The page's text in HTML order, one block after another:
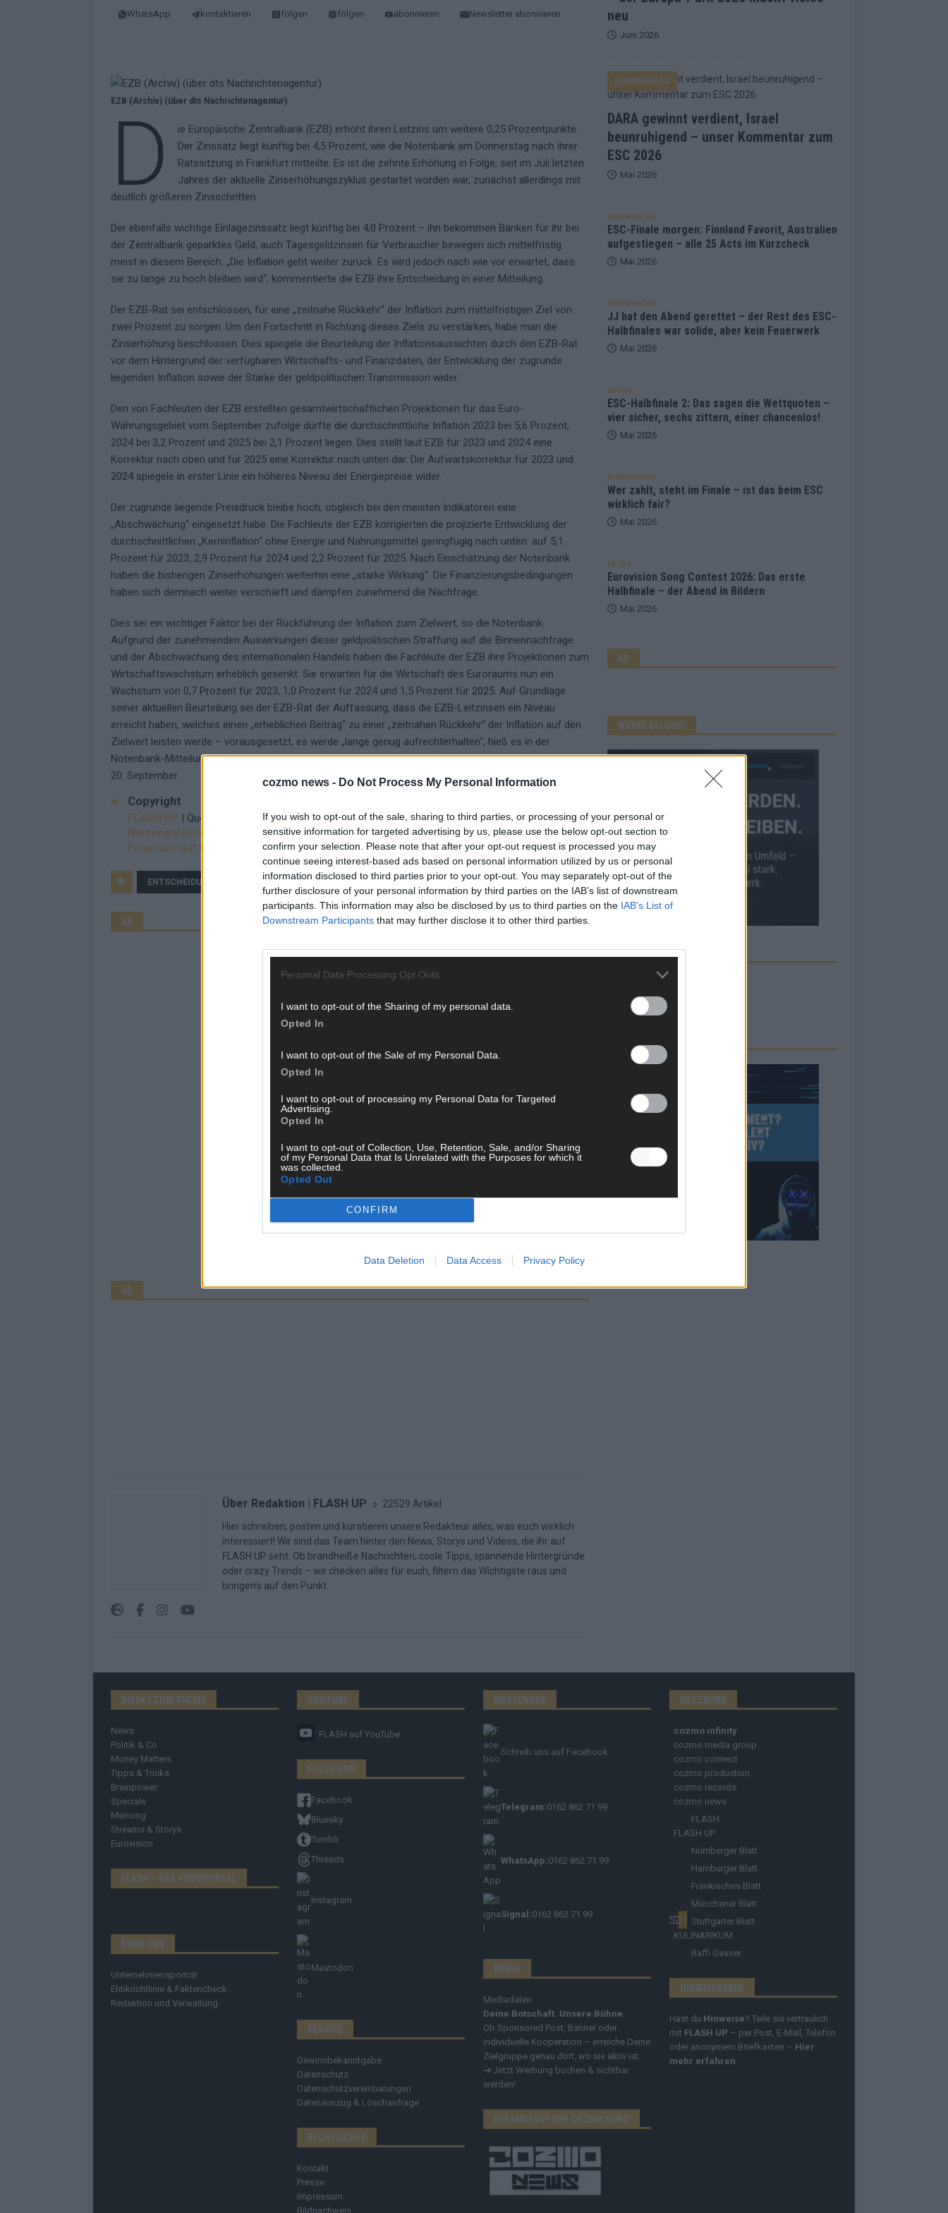
cozmo news - Do Not Process My Personal Information
If you wish to opt-out of the sale, sharing to third parties, or processing of your personal or
sensitive information for targeted advertising by us, please use the below opt-out section to
confirm your selection. Please note that after your opt-out request is processed you may
continue seeing interest-based ads based on personal information utilized by us or personal
information disclosed to third parties prior to your opt-out. You may separately opt-out of the
further disclosure of your personal information by third parties on the IAB’s list of downstream
participants. This information may also be disclosed by us to third parties on the IAB’s List of
Downstream Participants that may further disclose it to other third parties.
Personal Data Processing Opt Outs
I want to opt-out of the Sharing of my personal data.
Opted In
I want to opt-out of the Sale of my Personal Data.
Opted In
I want to opt-out of processing my Personal Data for Targeted
Advertising.
Opted In
I want to opt-out of Collection, Use, Retention, Sale, and/or Sharing
of my Personal Data that Is Unrelated with the Purposes for which it
was collected.
Opted Out
CONFIRM
Data Deletion Data Access Privacy Policy
KOMMENTAR
[ Mai 2026 ] Das ESC-Finale ist komplett – 26 Länder wollen den Sieg in Wien
JJ hat den Abend gerettet – der Rest des ESC-Halbfinales war solide, aber kein Feuerwerk
KOMMENTAR
EXTRA
[ Juni 2026 ] Monaco, Sallys Café, Westernbrauerei – der Europa-Park 2026 macht vieles neu
[ Mai 2026 ] DARA gewinnt verdient, Israel beunruhigend – unser Kommentar zum ESC 2026
KOMMENTAR
WhatsApp kontaktieren folgen folgen abonnieren Newsletter abonnieren
EZB (Archiv) (über dts Nachrichtenagentur)
D
ie Europäische Zentralbank (EZB) erhöht ihren Leitzins um weitere 0,25 Prozentpunkte.
Der Zinssatz liegt künftig bei 4,5 Prozent, wie die Notenbank am Donnerstag nach ihrer
Ratssitzung in Frankfurt mitteilte. Es ist die zehnte Erhöhung in Folge, seit im Juli letzten
Jahres der aktuelle Zinserhöhungszyklus gestartet worden war, zunächst allerdings mit
deutlich größeren Zinsschritten.
Der ebenfalls wichtige Einlagezinssatz liegt künftig bei 4,0 Prozent – ihn bekommen Banken für ihr bei
der Zentralbank geparktes Geld, auch Tagesgeldzinsen für Verbraucher bewegen sich mittelfristig
meist in diesem Bereich. „Die Inflation geht weiter zurück. Es wird jedoch nach wie vor erwartet, dass
sie zu lange zu hoch bleiben wird“, kommentierte die EZB ihre Entscheidung in einer Mitteilung.
Der EZB-Rat sei entschlossen, für eine „zeitnahe Rückkehr“ der Inflation zum mittelfristigen Ziel von
zwei Prozent zu sorgen. Um den Fortschritt in Richtung dieses Ziels zu verstärken, habe man die
Zinserhöhung beschlossen. Dies spiegele die Beurteilung der Inflationsaussichten durch den EZB-Rat
vor dem Hintergrund der verfügbaren Wirtschafts- und Finanzdaten, der Entwicklung der zugrunde
liegenden Inflation sowie der Stärke der geldpolitischen Transmission wider.
Den von Fachleuten der EZB erstellten gesamtwirtschaftlichen Projektionen für das Euro-
Währungsgebiet vom September zufolge dürfte die durchschnittliche Inflation 2023 bei 5,6 Prozent,
2024 bei 3,2 Prozent und 2025 bei 2,1 Prozent liegen. Dies stellt laut EZB für 2023 und 2024 eine
Korrektur nach oben und für 2025 eine Korrektur nach unten dar. Die Aufwärtskorrektur für 2023 und
2024 spiegele in erster Linie ein höheres Niveau der Energiepreise wider.
Der zugrunde liegende Preisdruck bleibe hoch, obgleich bei den meisten Indikatoren eine
„Abschwächung“ eingesetzt habe. Die Fachleute der EZB korrigierten die projizierte Entwicklung der
durchschnittlichen „Kerninflation“ ohne Energie und Nahrungsmittel geringfügig nach unten: auf 5,1
Prozent für 2023, 2,9 Prozent für 2024 und 2,2 Prozent für 2025. Nach Einschätzung der Notenbank
haben die bisherigen Zinserhöhungen weiterhin eine „starke Wirkung“. Die Finanzierungsbedingungen
haben sich demnach weiter verschärft und dämpfen zunehmend die Nachfrage.
Dies sei ein wichtiger Faktor bei der Rückführung der Inflation zum Zielwert, so die Notenbank.
Aufgrund der zunehmenden Auswirkungen dieser geldpolitischen Straffung auf die Binnennachfrage
und der Abschwächung des internationalen Handels haben die Fachleute der EZB ihre Projektionen zum
Wirtschaftswachstum erheblich gesenkt: Sie erwarten für die Wirtschaft des Euroraums nun ein
Wachstum von 0,7 Prozent für 2023, 1,0 Prozent für 2024 und 1,5 Prozent für 2025. Auf Grundlage
seiner aktuellen Beurteilung sei der EZB-Rat der Auffassung, dass die EZB-Leitzinsen ein Niveau
erreicht haben, welches einen „erheblichen Beitrag“ zu einer „zeitnahen Rückkehr“ der Inflation auf den
Zielwert leisten werde – vorausgesetzt, es werde „lange genug aufrechterhalten“, hieß es in der
Notenbank-Mitteilung weiter. Die am Donnerstag beschlossene Zinserhöhung erfolgt mit Wirkung zum
20. September.
Copyright
FLASH UP | Quelle: dts Nachrichtenagentur
Nutzungsrechte erwerben?
Folge uns auf Google News
ENTSCHEIDUNG FLASH UP LEITZINS
AD
AD
Über Redaktion | FLASH UP 22529 Artikel
Hier schreiben, posten und kuratieren unsere Redakteur alles, was euch wirklich
interessiert! Wir sind das Team hinter den News, Storys und Videos, die ihr auf
FLASH UP seht. Ob brandheiße Nachrichten, coole Tipps, spannende Hintergründe
oder crazy Trends – wir checken alles für euch, filtern das Wichtigste raus und
bringen’s auf den Punkt.
neu
Juni 2026
DARA gewinnt verdient, Israel
beunruhigend – unser Kommentar zum
ESC 2026
KOMMENTAR
Mai 2026
KOMMENTAR
ESC-Finale morgen: Finnland Favorit, Australien
aufgestiegen – alle 25 Acts im Kurzcheck
Mai 2026
KOMMENTAR
JJ hat den Abend gerettet – der Rest des ESC-
Halbfinales war solide, aber kein Feuerwerk
Mai 2026
EXTRA
ESC-Halbfinale 2: Das sagen die Wettquoten –
vier sicher, sechs zittern, einer chancenlos!
Mai 2026
KOMMENTAR
Wer zahlt, steht im Finale – ist das beim ESC
wirklich fair?
Mai 2026
EXTRA
Eurovision Song Contest 2026: Das erste
Halbfinale – der Abend in Bildern
Mai 2026
AD
WERBE BEI UNS!
CHECK UNS AUF FACEBOOK
DIREKT ZUM THEMA
News
Politik & Co
Money Matters
Tipps & Tricks
Brainpower
Specials
Meinung
Streams & Storys
Eurovision
FLASH – DAS VIDEOPORTAL
ÜBER UNS
Unternehmensporträt
Ehtikrichtlinie & Faktencheck
Redaktion und Verwaltung
YOUTUBE
FLASH auf YouTube
FOLGE UNS
Facebook
Bluesky
Tumblr
Threads
Instagram
Mastodon
SERVICE
Gewinnbekanntgabe
Datenschutz
Datenschutzvereinbarungen
Datenauszug & Löschanfrage
RECHTLICHES
Kontakt
Presse
Impressum
Bildnachweis
MESSENGER
Schreib uns auf Facebook
Telegram:0162 862 71 99
WhatsApp:0162 862 71 99
Signal:0162 862 71 99
MEDIA
Mediadaten
Deine Botschaft. Unsere Bühne.
Ob Sponsored Post, Banner oder
individuelle Kooperation – erreiche Deine
Zielgruppe genau dort, wo sie aktiv ist.
➔ Jetzt Werbung buchen & sichtbar
werden!
EIN ANGEBOT DER COZMO NEWS
NETZWERK
cozmo infinity
cozmo media group
cozmo connect
cozmo production
cozmo records
cozmo news
FLASH
FLASH UP
Nürnberger Blatt
Hamburger Blatt
Fränkisches Blatt
Münchener Blatt
Stuttgarter Blatt
KULINARIKUM.
Raffi Gasser
HINWEISGEBER
Hast du Hinweise? Teile sie vertraulich
mit FLASH UP – per Post, E-Mail, Telefon
oder anonymem Briefkasten – Hier
mehr erfahren.